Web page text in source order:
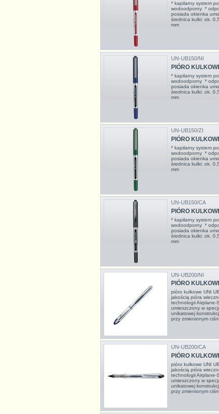
* kapilarny system
wodoodporny *
posiada okienka
średnica kulki: ok.
mm
UN-UB150/NI
PIÓRO
* kapilarny system
wodoodporny *
posiada okienka
średnica kulki: ok.
mm
UN-UB150/ZI
PIÓRO
* kapilarny system
wodoodporny *
posiada okienka
średnica kulki: ok.
mm
UN-UB150/CA
PIÓRO
* kapilarny system
wodoodporny *
posiada okienka
średnica kulki: ok.
mm
UN-UB200/NI
PIÓRO
pióro kulkowe UNI
jakością pióra
technologii Airplane-
umieszczony w
unikatowej
przy zmienionym
UN-UB200/CA
PIÓRO
pióro kulkowe UNI
jakością pióra
technologii Airplane-
umieszczony w
unikatowej
przy zmienionym